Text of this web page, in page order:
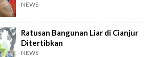
NEWS
Ratusan Bangunan Liar di Cianjur
Ditertibkan
NEWS